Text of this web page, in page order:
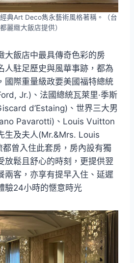
典Art Deco雋永藝術風格著稱。（台
麗緻大飯店提供）
大飯店中最具傳奇色彩的房
人駐足歷史與風華事跡，都為
國際重量級政要美國福特總統
Jr.)、法國總統瓦萊里·季斯
d’Estaing)、世界三大男
Pavarotti)、Louis Vuitton
生及夫人(Mr.&Mrs. Louis
曾入住此套房，房內設有獨
放鬆且舒心的時刻，更提供翌
兩客，亦享有提早入住、延遲
驗24小時的愜意時光